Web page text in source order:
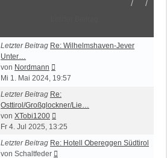
Letzter Beitrag Re: Wilhelmshaven-Jever
Unter…
von Nordmann
Beitrag
Mi 1. Mai 2024, 19:57
Letzter Beitrag Re:
Osttirol/Großglockner/Lie…
von XTobi1200
Beitrag
Fr 4. Jul 2025, 13:25
Letzter Beitrag Re: Hotell Obereggen Südtirol
von Schaltfeder